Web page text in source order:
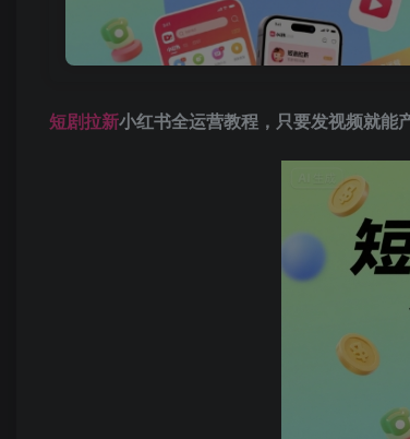
短剧拉新小红书全运营教程，只要发视频就能